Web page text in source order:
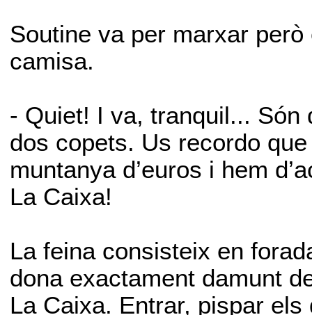
Soutine va per marxar
camisa.
- Quiet! I va, tranquil... Són
dos copets. Us recordo
muntanya d’euros i hem
La Caixa!
La feina consisteix en
dona exactament damunt
La Caixa. Entrar, pispar